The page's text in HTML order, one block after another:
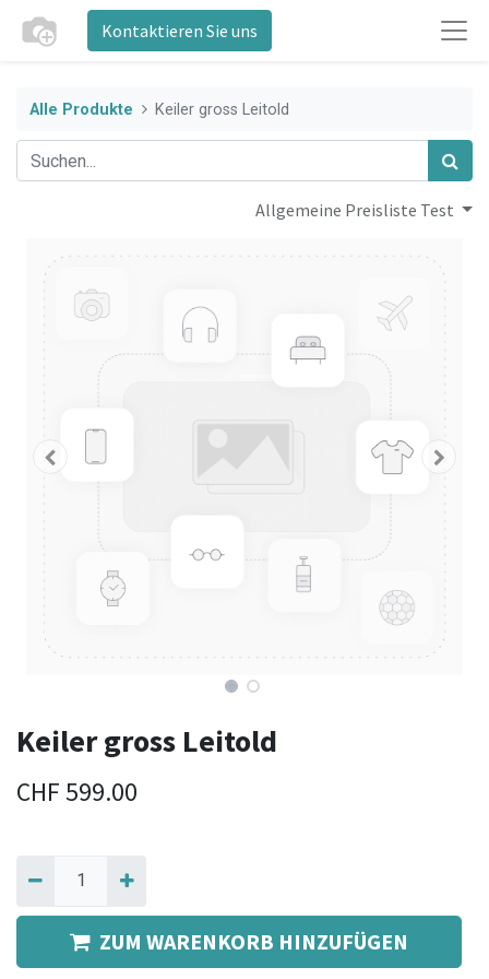
Kontaktieren Sie uns
Alle Produkte Keiler gross Leitold
Allgemeine Preisliste Test
Keiler gross Leitold
CHF 599.00
ZUM WARENKORB HINZUFÜGEN